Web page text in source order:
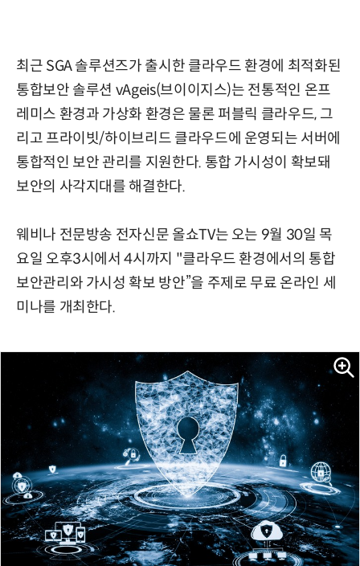
최근 SGA 솔루션즈가 출시한 클라우드 환경에 최적화된
통합보안 솔루션 vAgeis(브이이지스)는 전통적인 온프
레미스 환경과 가상화 환경은 물론 퍼블릭 클라우드, 그
리고 프라이빗/하이브리드 클라우드에 운영되는 서버에
통합적인 보안 관리를 지원한다. 통합 가시성이 확보돼
보안의 사각지대를 해결한다.
웨비나 전문방송 전자신문 올쇼TV는 오는 9월 30일 목
요일 오후3시에서 4시까지 "클라우드 환경에서의 통합
보안관리와 가시성 확보 방안”을 주제로 무료 온라인 세
미나를 개최한다.